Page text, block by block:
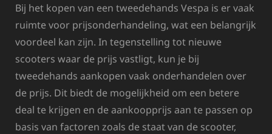
Bij het kopen van een tweedehands Vespa is er vaak
ruimte voor prijsonderhandeling, wat een belangrijk
voordeel kan zijn. In tegenstelling tot nieuwe
scooters waar de prijs vastligt, kun je bij
tweedehands aankopen vaak onderhandelen over
de prijs. Dit biedt de mogelijkheid om een betere
deal te krijgen en de aankoopprijs aan te passen op
basis van factoren zoals de staat van de scooter,